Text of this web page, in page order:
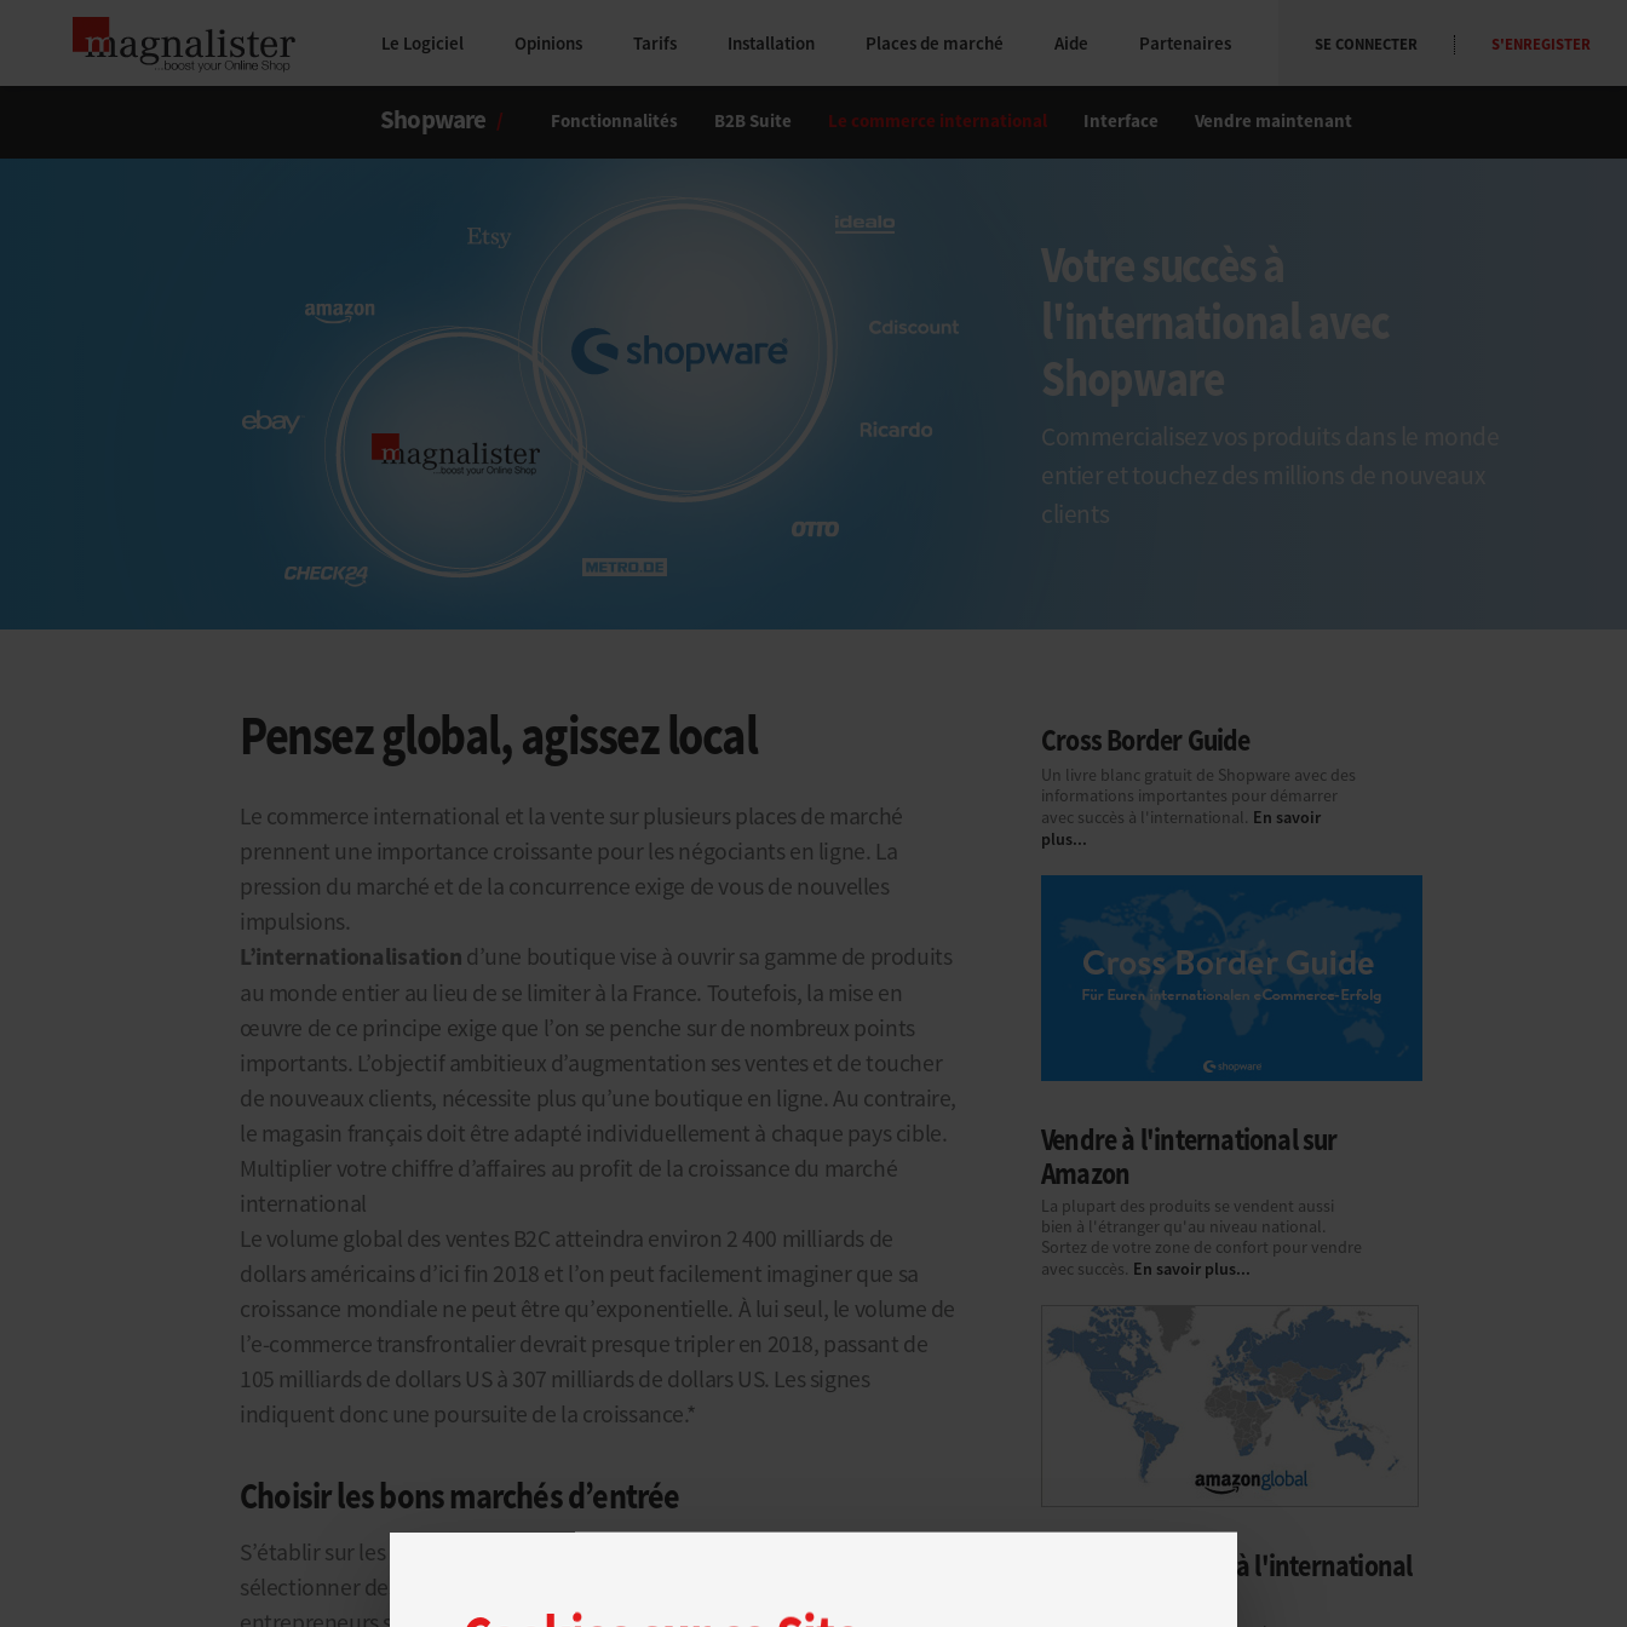
Le Logiciel Opinions Tarifs Installation Places de marché Aide Partenaires SE CONNECTER S'ENREGISTER
Shopware / Fonctionnalités B2B Suite Le commerce international Interface Vendre maintenant
Votre succès à
l'international avec
Shopware
Commercialisez vos produits dans le monde
entier et touchez des millions de nouveaux
clients
Pensez global, agissez local
Le commerce international et la vente sur plusieurs places de marché
prennent une importance croissante pour les négociants en ligne. La
pression du marché et de la concurrence exige de vous de nouvelles
impulsions.
L’internationalisation d’une boutique vise à ouvrir sa gamme de produits
au monde entier au lieu de se limiter à la France. Toutefois, la mise en
œuvre de ce principe exige que l’on se penche sur de nombreux points
importants. L’objectif ambitieux d’augmentation ses ventes et de toucher
de nouveaux clients, nécessite plus qu’une boutique en ligne. Au contraire,
le magasin français doit être adapté individuellement à chaque pays cible.
Multiplier votre chiffre d’affaires au profit de la croissance du marché
international
Le volume global des ventes B2C atteindra environ 2 400 milliards de
dollars américains d’ici fin 2018 et l’on peut facilement imaginer que sa
croissance mondiale ne peut être qu’exponentielle. À lui seul, le volume de
l’e-commerce transfrontalier devrait presque tripler en 2018, passant de
105 milliards de dollars US à 307 milliards de dollars US. Les signes
indiquent donc une poursuite de la croissance.*
Choisir les bons marchés d’entrée
S’établir sur les marchés internationaux demande tout d’abord de
sélectionner des pays cibles et des marchés puissants. De nombreux
Cross Border Guide
Un livre blanc gratuit de Shopware avec des
informations importantes pour démarrer
avec succès à l'international. En savoir
plus...
Vendre à l'international sur
Amazon
La plupart des produits se vendent aussi
bien à l'étranger qu'au niveau national.
Sortez de votre zone de confort pour vendre
avec succès. En savoir plus...
Comment vendre à l'international